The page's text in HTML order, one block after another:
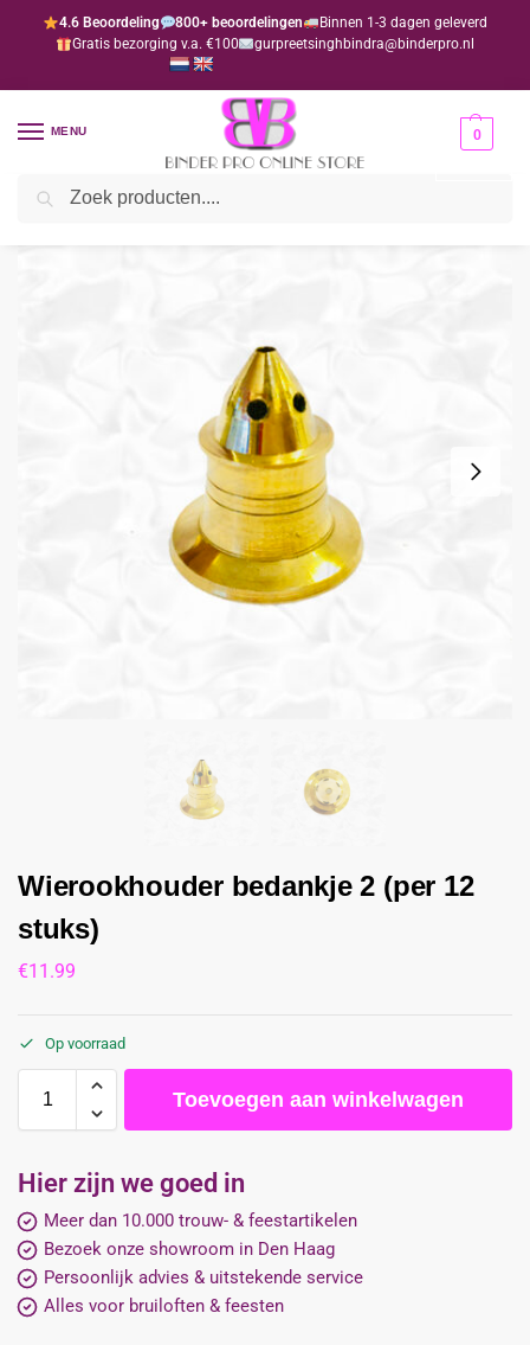
4.6 Beoordeling 800+ beoordelingen
Binnen 1-3 dagen geleverd
Gratis bezorging v.a. €100
gurpreetsinghbindra@binderpro.nl
MENU 0
Home Bedankjesafdeling
Wierookhouder bedankje 2 (per 12
stuks)
€11.99
Op voorraad
Toevoegen aan winkelwagen
Hier zijn we goed in
Meer dan 10.000 trouw- & feestartikelen
Bezoek onze showroom in Den Haag
Persoonlijk advies & uitstekende service
Alles voor bruiloften & feesten